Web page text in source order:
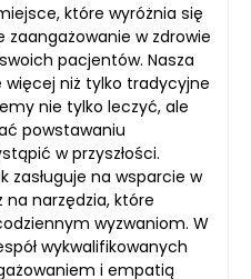
które wyróżnia się
w zdrowie
pacjentów. Nasza
niż tylko tradycyjne
nie tylko leczyć, ale
powstawaniu
w przyszłości.
zasługuje na wsparcie w
narzędzia, które
wyzwaniom. W
wykwalifikowanych
i empatią